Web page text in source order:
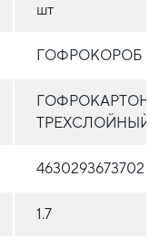
шт
ГОФРОКОРОБ
ГОФРОКАРТОН
ТРЕХСЛОЙНЫЙ
4630293673702
1.7